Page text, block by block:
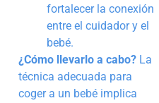
fortalecer la conexión
entre el cuidador y el
bebé.
¿Cómo llevarlo a cabo? La
técnica adecuada para
coger a un bebé implica